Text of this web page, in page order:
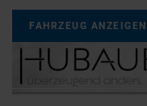
FAHRZEUG ANZEIGEN